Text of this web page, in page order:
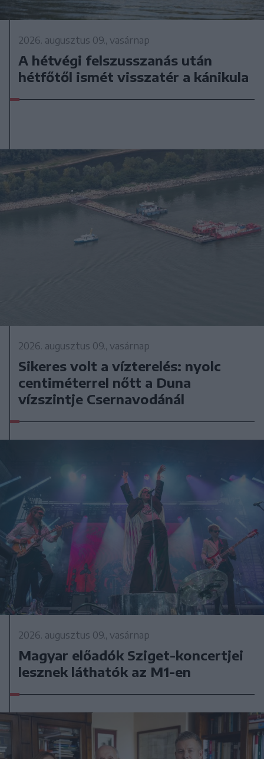
2026. augusztus 09., vasárnap
A hétvégi felszusszanás után
hétfőtől ismét visszatér a kánikula
2026. augusztus 09., vasárnap
Sikeres volt a vízterelés: nyolc
centiméterrel nőtt a Duna
vízszintje Csernavodánál
2026. augusztus 09., vasárnap
Magyar előadók Sziget-koncertjei
lesznek láthatók az M1-en